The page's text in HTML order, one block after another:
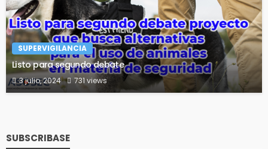
SUPERVIGILANCIA
Listo para segundo debate
3 julio, 2024 731 views
SUBSCRIBASE